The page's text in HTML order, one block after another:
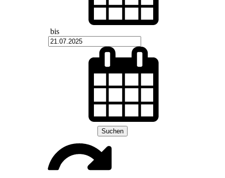
bis
Suchen